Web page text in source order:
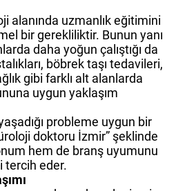
alanında uzmanlık eğitimini
bir gerekliliktir. Bunun yanı
daha yoğun çalıştığı da
böbrek taşı tedavileri,
gibi farklı alt alanlarda
uygun yaklaşım
probleme uygun bir
doktoru İzmir” şeklinde
hem de branş uyumunu
tercih eder.